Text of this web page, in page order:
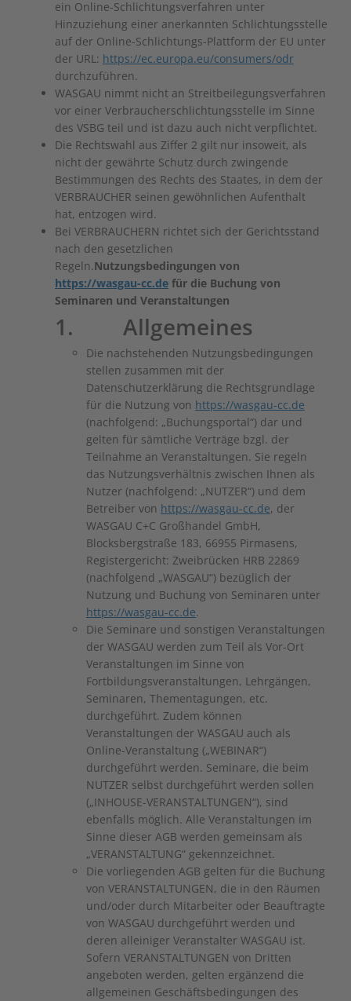
ein Online-Schlichtungsverfahren unter
Hinzuziehung einer anerkannten Schlichtungsstelle
auf der Online-Schlichtungs-Plattform der EU unter
der URL: https://ec.europa.eu/consumers/odr
durchzuführen.
WASGAU nimmt nicht an Streitbeilegungsverfahren
vor einer Verbraucherschlichtungsstelle im Sinne
des VSBG teil und ist dazu auch nicht verpflichtet.
Die Rechtswahl aus Ziffer ‎2 gilt nur insoweit, als
nicht der gewährte Schutz durch zwingende
Bestimmungen des Rechts des Staates, in dem der
VERBRAUCHER seinen gewöhnlichen Aufenthalt
hat, entzogen wird.
Bei VERBRAUCHERN richtet sich der Gerichtsstand
nach den gesetzlichen
Regeln.Nutzungsbedingungen von
https://wasgau-cc.de für die Buchung von
Seminaren und Veranstaltungen
1. Allgemeines
Die nachstehenden Nutzungsbedingungen
stellen zusammen mit der
Datenschutzerklärung die Rechtsgrundlage
für die Nutzung von https://wasgau-cc.de
(nachfolgend: „Buchungsportal“) dar und
gelten für sämtliche Verträge bzgl. der
Teilnahme an Veranstaltungen. Sie regeln
das Nutzungsverhältnis zwischen Ihnen als
Nutzer (nachfolgend: „NUTZER“) und dem
Betreiber von https://wasgau-cc.de, der
WASGAU C+C Großhandel GmbH,
Blocksbergstraße 183, 66955 Pirmasens,
Registergericht: Zweibrücken HRB 22869
(nachfolgend „WASGAU“) bezüglich der
Nutzung und Buchung von Seminaren unter
https://wasgau-cc.de.
Die Seminare und sonstigen Veranstaltungen
der WASGAU werden zum Teil als Vor-Ort
Veranstaltungen im Sinne von
Fortbildungsveranstaltungen, Lehrgängen,
Seminaren, Thementagungen, etc.
durchgeführt. Zudem können
Veranstaltungen der WASGAU auch als
Online-Veranstaltung („WEBINAR“)
durchgeführt werden. Seminare, die beim
NUTZER selbst durchgeführt werden sollen
(„INHOUSE-VERANSTALTUNGEN“), sind
ebenfalls möglich. Alle Veranstaltungen im
Sinne dieser AGB werden gemeinsam als
„VERANSTALTUNG“ gekennzeichnet.
Die vorliegenden AGB gelten für die Buchung
von VERANSTALTUNGEN, die in den Räumen
und/oder durch Mitarbeiter oder Beauftragte
von WASGAU durchgeführt werden und
deren alleiniger Veranstalter WASGAU ist.
Sofern VERANSTALTUNGEN von Dritten
angeboten werden, gelten ergänzend die
allgemeinen Geschäftsbedingungen des